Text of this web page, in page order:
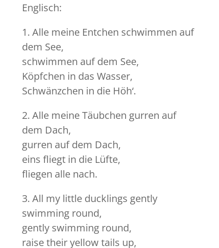
Englisch:
1. Alle meine Entchen schwimmen auf
dem See,
schwimmen auf dem See,
Köpfchen in das Wasser,
Schwänzchen in die Höh‘.
2. Alle meine Täubchen gurren auf
dem Dach,
gurren auf dem Dach,
eins fliegt in die Lüfte,
fliegen alle nach.
3. All my little ducklings gently
swimming round,
gently swimming round,
raise their yellow tails up,